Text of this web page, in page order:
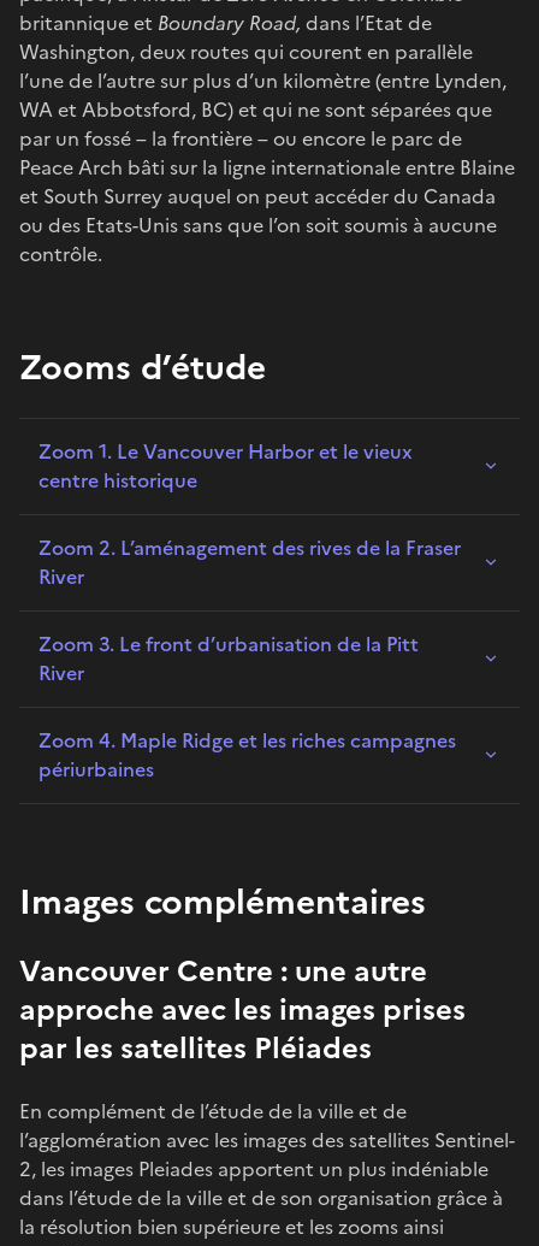
britannique et Boundary Road, dans l’Etat de
Washington, deux routes qui courent en parallèle
l’une de l’autre sur plus d’un kilomètre (entre Lynden,
WA et Abbotsford, BC) et qui ne sont séparées que
par un fossé – la frontière – ou encore le parc de
Peace Arch bâti sur la ligne internationale entre Blaine
et South Surrey auquel on peut accéder du Canada
ou des Etats-Unis sans que l’on soit soumis à aucune
contrôle.
Zooms d’étude
Zoom 1. Le Vancouver Harbor et le vieux
centre historique
Zoom 2. L’aménagement des rives de la Fraser
River
Zoom 3. Le front d’urbanisation de la Pitt
River
Zoom 4. Maple Ridge et les riches campagnes
périurbaines
Images complémentaires
Vancouver Centre : une autre
approche avec les images prises
par les satellites Pléiades
En complément de l’étude de la ville et de
l’agglomération avec les images des satellites Sentinel-
2, les images Pleiades apportent un plus indéniable
dans l’étude de la ville et de son organisation grâce à
la résolution bien supérieure et les zooms ainsi